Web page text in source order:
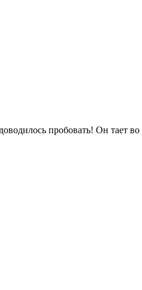
пробовать! Он тает во